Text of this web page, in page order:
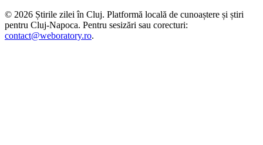
© 2026 Știrile zilei în Cluj. Platformă locală de cunoaștere și știri
pentru Cluj-Napoca. Pentru sesizări sau corecturi:
contact@weboratory.ro.